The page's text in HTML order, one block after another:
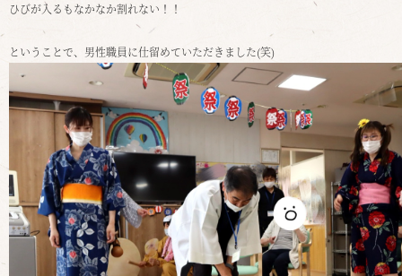
ひびが入るもなかなか割れない！！
ということで、男性職員に仕留めていただきました(笑)